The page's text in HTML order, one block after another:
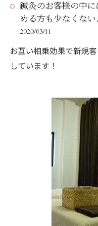
力、それと同時に「冷
ではないか、と思います。
鍼灸のお客様の中
める方も少なくない
2020/03/11
お互い相乗効果で新規
しています！